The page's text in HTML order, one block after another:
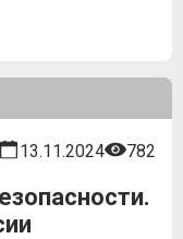
13.11.2024 782